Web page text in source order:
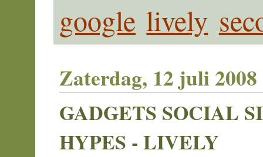
google lively
Zaterdag, 12 juli 2008
GADGETS SOCIAL
HYPES - LIVELY